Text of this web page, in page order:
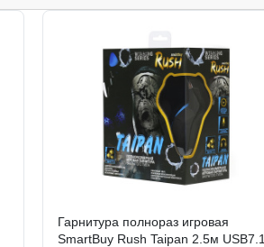
Гарнитура полнораз игровая
SmartBuy Rush Taipan 2.5м USB7.1